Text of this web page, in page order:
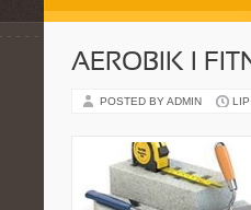
AEROBIK I
POSTED BY ADMIN